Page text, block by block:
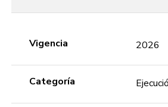
Vigencia 2026
Categoría